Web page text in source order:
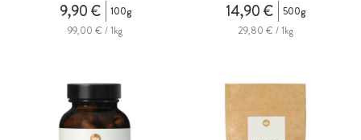
9,90 €
100g
99,00 € / 1kg
14,90 €
500g
29,80 € / 1kg